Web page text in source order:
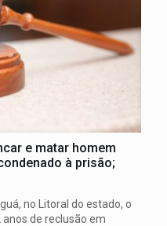
e matar homem
à prisão;
no Litoral do estado, o
de reclusão em